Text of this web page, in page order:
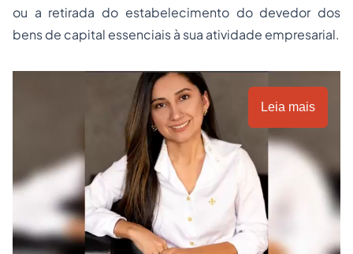
ou a retirada do estabelecimento do devedor dos
bens de capital essenciais à sua atividade empresarial.
Leia mais